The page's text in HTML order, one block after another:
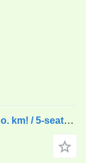
Mercedes-Benz Actros 2540 6×2 / 80 tho. km! / 5-seater cab! / BDF / 6 units